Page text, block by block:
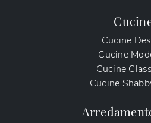
Cucine
Cucine
Cucine
Cucine